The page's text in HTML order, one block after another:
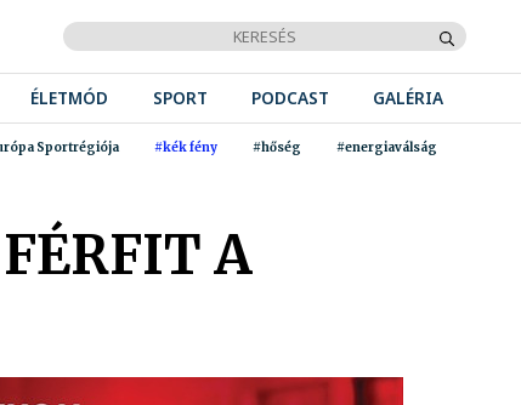
ÉLETMÓD SPORT PODCAST GALÉRIA
Sportrégiója #kék fény #hőség #energiaválság
A